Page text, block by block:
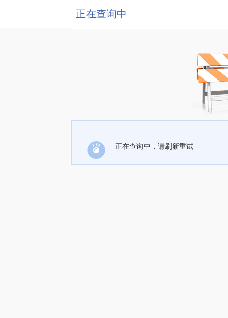
正在查询中
正在查询中，请刷新重试